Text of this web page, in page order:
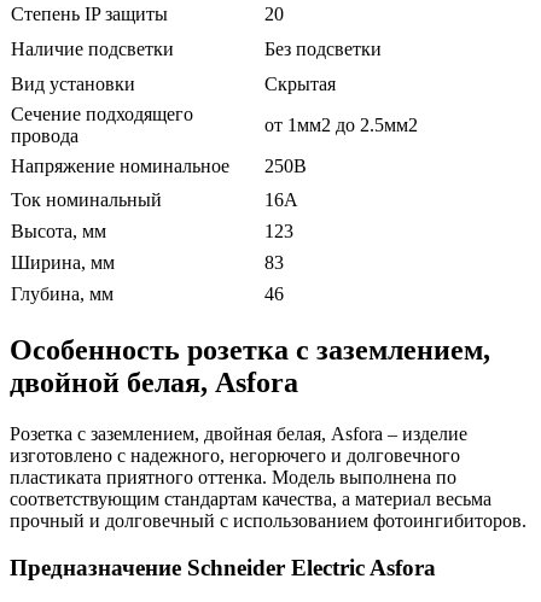
Степень IP защиты
20
Наличие подсветки
Без подсветки
Вид установки
Скрытая
Сечение подходящего
провода
от 1мм2 до 2.5мм2
Напряжение номинальное
250В
Ток номинальный
16А
Высота, мм
123
Ширина, мм
83
Глубина, мм
46
Особенность розетка с заземлением,
двойной белая, Asfora
Розетка с заземлением, двойная белая, Asfora – изделие
изготовлено с надежного, негорючего и долговечного
пластиката приятного оттенка. Модель выполнена по
соответствующим стандартам качества, а материал весьма
прочный и долговечный с использованием фотоингибиторов.
Предназначение Schneider Electric Asforа